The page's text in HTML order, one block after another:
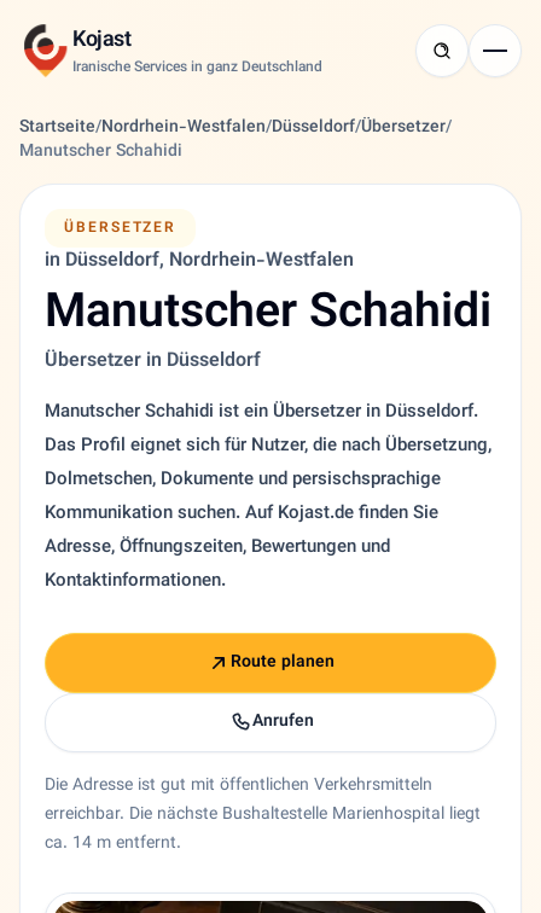
Kojast
Iranische Services in ganz Deutschland
Startseite/Nordrhein-Westfalen/Düsseldorf/Übersetzer/
Manutscher Schahidi
ÜBERSETZER
in Düsseldorf, Nordrhein-Westfalen
Manutscher Schahidi
Übersetzer in Düsseldorf
Manutscher Schahidi ist ein Übersetzer in Düsseldorf.
Das Profil eignet sich für Nutzer, die nach Übersetzung,
Dolmetschen, Dokumente und persischsprachige
Kommunikation suchen. Auf Kojast.de finden Sie
Adresse, Öffnungszeiten, Bewertungen und
Kontaktinformationen.
Route planen
Anrufen
Die Adresse ist gut mit öffentlichen Verkehrsmitteln
erreichbar. Die nächste Bushaltestelle Marienhospital liegt
ca. 14 m entfernt.